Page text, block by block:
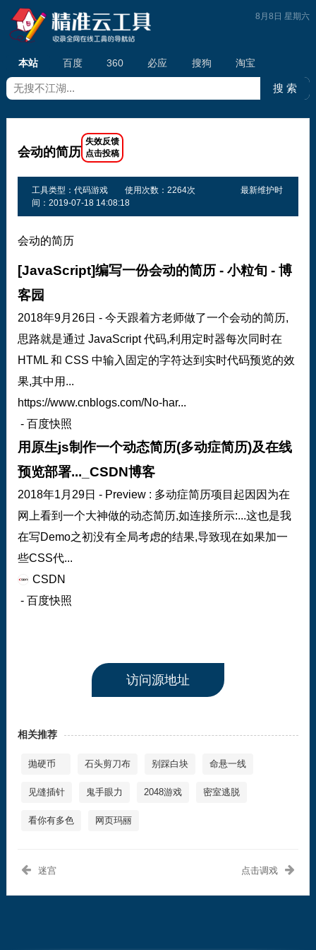
本站 百度 360 必应 搜狗 淘宝
8月8日 星期六
会动的简历
工具类型：代码游戏 使用次数：2264次
最新维护时
间：2019-07-18 14:08:18
会动的简历
[JavaScript]编写一份会动的简历 - 小粒旬 - 博
客园
2018年9月26日 - 今天跟着方老师做了一个会动的简历,
思路就是通过 JavaScript 代码,利用定时器每次同时在
HTML 和 CSS 中输入固定的字符达到实时代码预览的效
果,其中用...
https://www.cnblogs.com/No-har...
- 百度快照
用原生js制作一个动态简历(多动症简历)及在线
预览部署..._CSDN博客
2018年1月29日 - Preview : 多动症简历项目起因因为在
网上看到一个大神做的动态简历,如连接所示:...这也是我
在写Demo之初没有全局考虑的结果,导致现在如果加一
些CSS代...
CSDN
- 百度快照
访问源地址
相关推荐
抛硬币 石头剪刀布 别踩白块 命悬一线
见缝插针 鬼手眼力 2048游戏 密室逃脱
看你有多色 网页玛丽
迷宫 点击调戏